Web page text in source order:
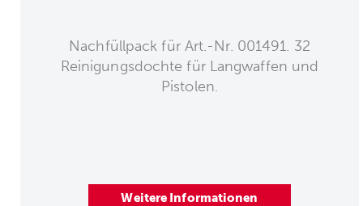
Nachfüllpack für Art.-Nr. 001491. 32
Reinigungsdochte für Langwaffen und
Pistolen.
Weitere Informationen